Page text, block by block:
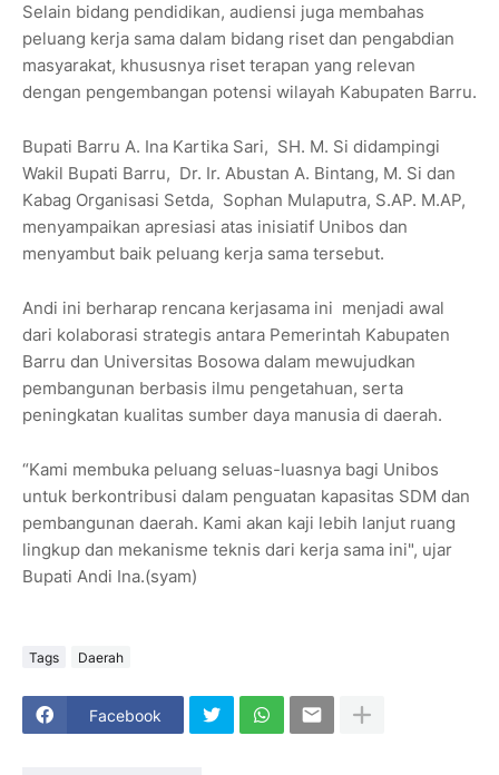
Selain bidang pendidikan, audiensi juga membahas
peluang kerja sama dalam bidang riset dan pengabdian
masyarakat, khususnya riset terapan yang relevan
dengan pengembangan potensi wilayah Kabupaten Barru.
Bupati Barru A. Ina Kartika Sari, SH. M. Si didampingi
Wakil Bupati Barru, Dr. Ir. Abustan A. Bintang, M. Si dan
Kabag Organisasi Setda, Sophan Mulaputra, S.AP. M.AP,
menyampaikan apresiasi atas inisiatif Unibos dan
menyambut baik peluang kerja sama tersebut.
Andi ini berharap rencana kerjasama ini menjadi awal
dari kolaborasi strategis antara Pemerintah Kabupaten
Barru dan Universitas Bosowa dalam mewujudkan
pembangunan berbasis ilmu pengetahuan, serta
peningkatan kualitas sumber daya manusia di daerah.
“Kami membuka peluang seluas-luasnya bagi Unibos
untuk berkontribusi dalam penguatan kapasitas SDM dan
pembangunan daerah. Kami akan kaji lebih lanjut ruang
lingkup dan mekanisme teknis dari kerja sama ini", ujar
Bupati Andi Ina.(syam)
Tags Daerah
Facebook